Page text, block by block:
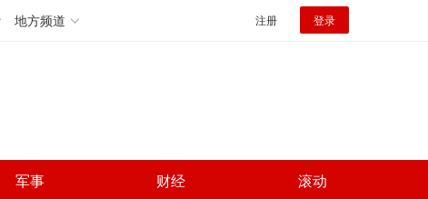
地方频道 注册 登录
军事 财经 滚动